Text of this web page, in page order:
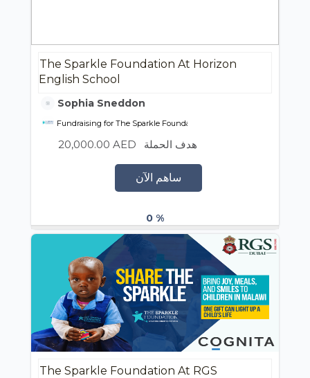
The Sparkle Foundation At Horizon
English School
Sophia Sneddon
Fundraising for The Sparkle Foundation
هدف الحملة 20,000.00 AED
ساهم الآن
0 %
The Sparkle Foundation At RGS